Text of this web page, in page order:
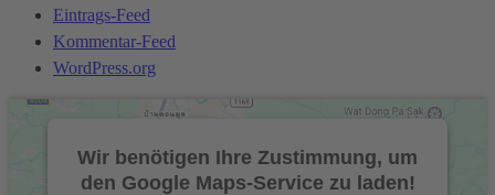
Eintrags-Feed
Kommentar-Feed
WordPress.org
Wir benötigen Ihre Zustimmung, um
den Google Maps-Service zu laden!